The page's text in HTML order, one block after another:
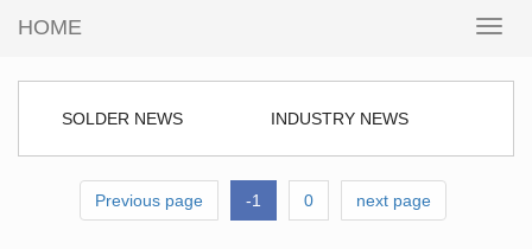
HOME
SOLDER NEWS INDUSTRY NEWS
Previous page -1 0 next page